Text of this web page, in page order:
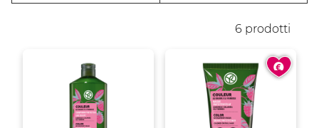
6 prodotti